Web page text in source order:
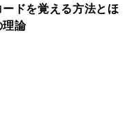
ドを覚える方法とほ
理論